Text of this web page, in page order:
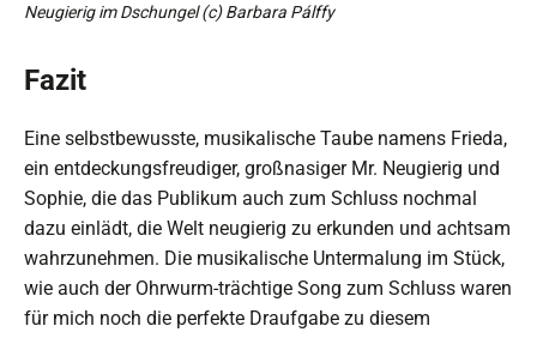
Neugierig im Dschungel (c) Barbara Pálffy
Fazit
Eine selbstbewusste, musikalische Taube namens Frieda,
ein entdeckungsfreudiger, großnasiger Mr. Neugierig und
Sophie, die das Publikum auch zum Schluss nochmal
dazu einlädt, die Welt neugierig zu erkunden und achtsam
wahrzunehmen. Die musikalische Untermalung im Stück,
wie auch der Ohrwurm-trächtige Song zum Schluss waren
für mich noch die perfekte Draufgabe zu diesem